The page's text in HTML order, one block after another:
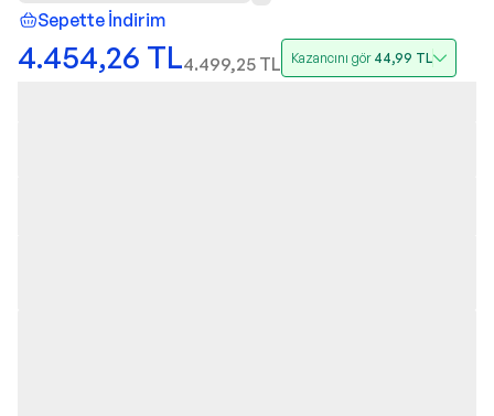
Sepette İndirim
4.454,26 TL4.499,25 TL Kazancını gör 44,99 TL